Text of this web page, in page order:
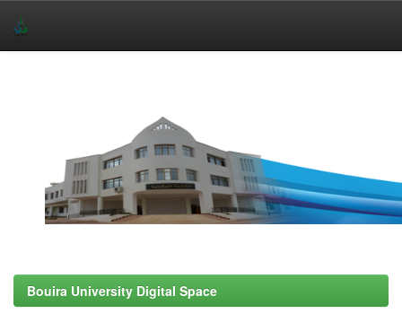
Bouira University Digital Space